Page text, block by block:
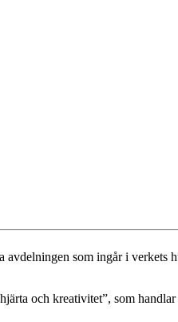
avdelningen som ingår i verkets
och kreativitet”, som handlar